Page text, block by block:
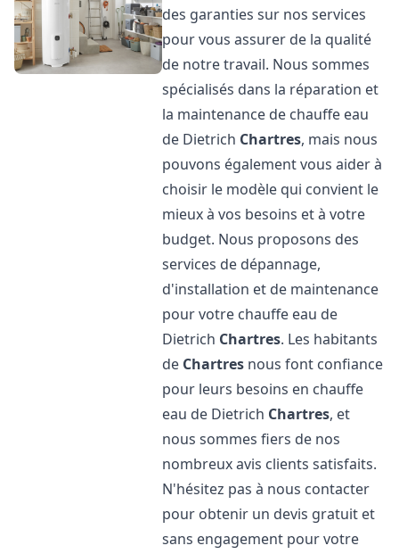
des garanties sur nos services
pour vous assurer de la qualité
de notre travail. Nous sommes
spécialisés dans la réparation et
la maintenance de chauffe eau
de Dietrich Chartres, mais nous
pouvons également vous aider à
choisir le modèle qui convient le
mieux à vos besoins et à votre
budget. Nous proposons des
services de dépannage,
d'installation et de maintenance
pour votre chauffe eau de
Dietrich Chartres. Les habitants
de Chartres nous font confiance
pour leurs besoins en chauffe
eau de Dietrich Chartres, et
nous sommes fiers de nos
nombreux avis clients satisfaits.
N'hésitez pas à nous contacter
pour obtenir un devis gratuit et
sans engagement pour votre